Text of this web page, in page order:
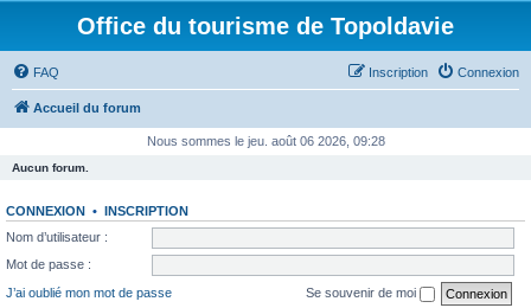
Office du tourisme de Topoldavie
FAQ Connexion
Inscription
Accueil du forum
Nous sommes le jeu. août 06 2026, 09:28
Aucun forum.
CONNEXION • INSCRIPTION
Nom d’utilisateur :
Mot de passe :
J’ai oublié mon mot de passe
Se souvenir de moi